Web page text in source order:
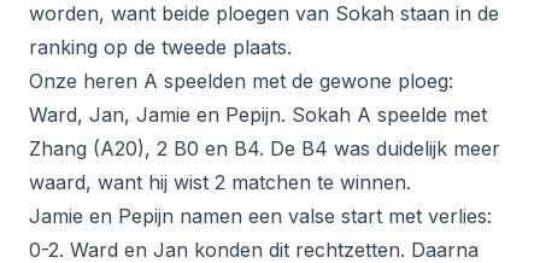
worden, want beide ploegen van Sokah staan in de
ranking op de tweede plaats.
Onze heren A speelden met de gewone ploeg:
Ward, Jan, Jamie en Pepijn. Sokah A speelde met
Zhang (A20), 2 B0 en B4. De B4 was duidelijk meer
waard, want hij wist 2 matchen te winnen.
Jamie en Pepijn namen een valse start met verlies:
0-2. Ward en Jan konden dit rechtzetten. Daarna